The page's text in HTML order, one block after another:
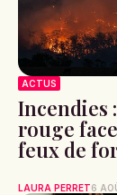
ACTUS
Incendies
rouge
feux de
LAURA PERRET6